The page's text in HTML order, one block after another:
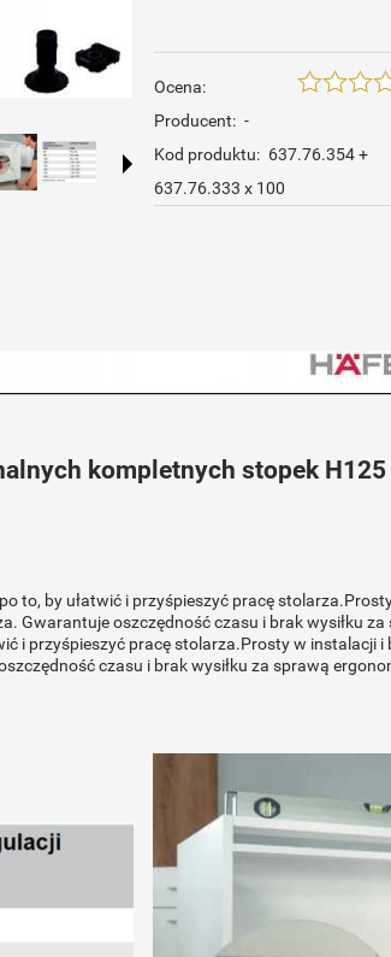
Ocena:
Producent: -
Kod produktu: 637.76.354 +
637.76.333 x 100
kompletnych stopek
to, by ułatwić i przyśpieszyć pracę
Gwarantuje oszczędność czasu i brak wysiłku
i przyśpieszyć pracę stolarza.Prosty w instalacji i
czasu i brak wysiłku za sprawą